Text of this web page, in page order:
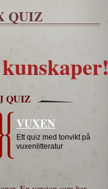
QUIZ
QUIZ
VUXEN
Ett quiz med tonvikt på
vuxenlitteratur